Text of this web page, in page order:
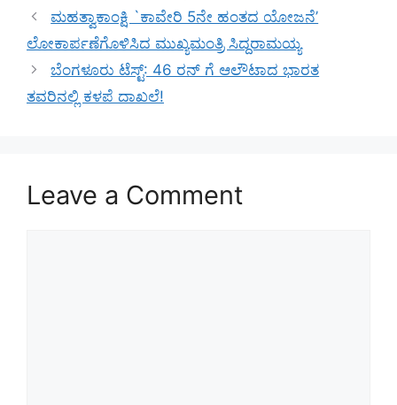
ಮಹತ್ವಾಕಾಂಕ್ಷಿ `ಕಾವೇರಿ 5ನೇ ಹಂತದ ಯೋಜನೆ’
ಲೋಕಾರ್ಪಣೆಗೊಳಿಸಿದ ಮುಖ್ಯಮಂತ್ರಿ ಸಿದ್ದರಾಮಯ್ಯ
ಬೆಂಗಳೂರು ಟೆಸ್ಟ್: 46 ರನ್ ಗೆ ಆಲೌಟಾದ ಭಾರತ
ತವರಿನಲ್ಲಿ ಕಳಪೆ ದಾಖಲೆ!
Leave a Comment